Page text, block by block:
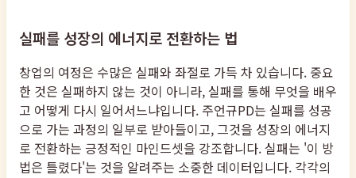
실패를 성장의 에너지로 전환하는 법
창업의 여정은 수많은 실패와 좌절로 가득 차 있습니다. 중요
한 것은 실패하지 않는 것이 아니라, 실패를 통해 무엇을 배우
고 어떻게 다시 일어서느냐입니다. 주언규PD는 실패를 성공
으로 가는 과정의 일부로 받아들이고, 그것을 성장의 에너지
로 전환하는 긍정적인 마인드셋을 강조합니다. 실패는 '이 방
법은 틀렸다'는 것을 알려주는 소중한 데이터입니다. 각각의